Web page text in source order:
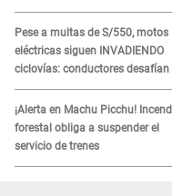
Pese a multas de S/550, motos
eléctricas siguen INVADIENDO
ciclovías: conductores desafían
nuevas reglas
¡Alerta en Machu Picchu!
forestal obliga a suspender el
servicio de trenes